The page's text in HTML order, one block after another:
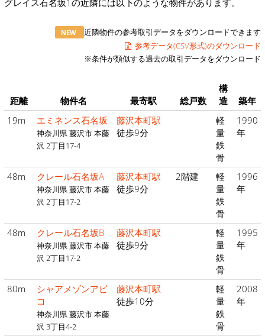
グレイス石名坂1の近隣には以下のような物件があります。
NEW
近隣物件の参考取引データをダウンロードできます
参考データ(CSV形式)のダウンロード
※条件が類似する過去の取引データをダウンロード
距離 物件名 最寄駅 総戸数
構
造
築年
19m
エミネンス石名坂
神奈川県 藤沢市 本藤
沢 2丁目17-4
藤沢本町駅
徒歩9分
軽
量
鉄
骨
1990
年
48m クレール石名坂A
神奈川県 藤沢市 本藤
沢 2丁目17-2
藤沢本町駅
徒歩9分
2階建
軽
量
鉄
骨
1996
年
48m クレール石名坂B
神奈川県 藤沢市 本藤
沢 2丁目17-2
藤沢本町駅
徒歩9分
軽
量
鉄
骨
1995
年
80m
シャアメゾンアビ
コ
神奈川県 藤沢市 本藤
沢 3丁目4-2
藤沢本町駅
徒歩10分
軽
量
鉄
骨
2008
年